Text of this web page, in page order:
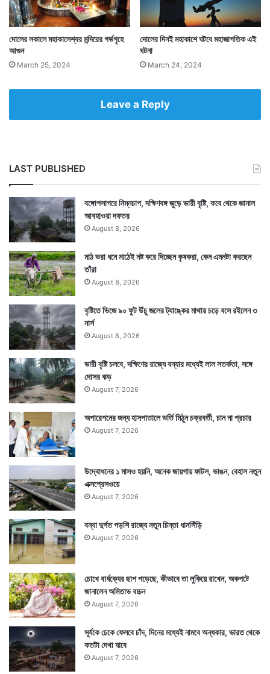
এখানে ২ দিন ধরে এই রংয়ের উৎসব পালিত হয়। তবে প্রথম দিনে
কোচি শহরের গোসরিপুরম থিরুমা কোঙ্কণি মন্দিরে তাই উপচে পড়ে
ভক্তের ভিড়।
নিয়ম হল মন্দিরে সারাবছর যে হলুদ পুজো দেওয়া হয়, সেই হলুদ
সংগ্রহ করে তা মিশিয়ে দেওয়া হবে জলে। জল হয়ে উঠবে হলুদ।
তারপর সেই জল দিয়ে হয় রং খেলা। এই হলুদ রং খেলার নাম ‘মঞ্জুল
কুলি’। এটাই কেরালার প্রসিদ্ধ রং খেলা। কোনও রাসায়নিক রং
নয়, কাঁচা হলুদের জলে এখানে স্বাস্থ্যকর রং খেলায় মাতেন সবাই।
Tags Holi
দোলের সকালে মহাকালেশ্বর মন্দিরের গর্ভগৃহে
আগুন
March 25, 2024
দোলের দিনই মহাকাশে ঘটবে মহাজাগতিক এই
ঘটনা
March 24, 2024
Leave a Reply
LAST PUBLISHED
বঙ্গোপসাগরে নিম্নচাপ, দক্ষিণবঙ্গ জুড়ে ভারী বৃষ্টি, কবে থেকে জানাল
আবহাওয়া দফতর
August 8, 2026
মাঠ ভরা ধনে মাঠেই নষ্ট করে দিচ্ছেন কৃষকরা, কেন এমনটা করছেন
তাঁরা
August 8, 2026
বৃষ্টিতে ভিজে ৯০ ফুট উঁচু জলের ট্যাঙ্কের মাথায় চড়ে বসে রইলেন ৩
নার্স
August 8, 2026
ভারী বৃষ্টি চলবে, দক্ষিণের রাজ্যে বন্যার মধ্যেই লাল সতর্কতা, সঙ্গে
দোসর ঝড়
August 7, 2026
অপারেশনের জন্য হাসপাতালে ভর্তি মিঠুন চক্রবর্তী, চান না প্রচার
August 7, 2026
উদ্বোধনের ১ মাসও হয়নি, অনেক জায়গায় ফাটল, ভাঙন, বেহাল নতুন
এক্সপ্রেসওয়ে
August 7, 2026
বন্যা দুর্গত পড়শি রাজ্যে নতুন চিন্তা ধানসিঁড়ি
August 7, 2026
চোখে বার্ধক্যের ছাপ পড়েছে, কীভাবে তা লুকিয়ে রাখেন, অকপটে
জানালেন অমিতাভ বচ্চন
August 7, 2026
সূর্যকে ঢেকে ফেলবে চাঁদ, দিনের মধ্যেই নামবে অন্ধকার, ভারত থেকে
কতটা দেখা যাবে
August 7, 2026